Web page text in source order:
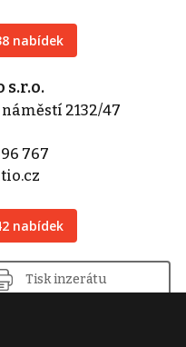
nabídek
s.r.o.
2132/47
767
nabídek
Tisk inzerátu